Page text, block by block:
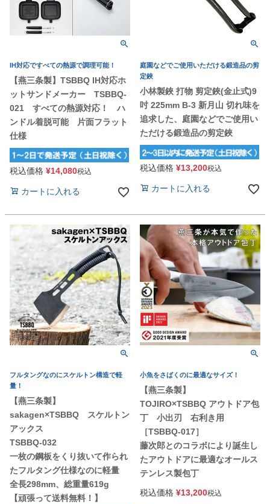
IH対応ですべての熱源で調理可能！
【燕三条製】TSBBQ IH対応ホ
ットサンドメーカー TSBBQ-
021 すべての熱源対応！ ハ
ンドル着脱可能 片面フラット
仕様
税込価格 ¥14,080税込
カートに入れる
庭園などでご使用いただける鍛造品の剪
定鋏
小林製鋏 打物 剪定鋏(金止式)9
吋 225mm B-3 新月山 切れ味を
追求した、庭園などでご使用い
ただける鍛造品の剪定鋏
税込価格 ¥13,200税込
カートに入れる
フルタングなのにスケルトン構造で軽
量！
【燕三条製】
sakagen×TSBBQ スケルトン
アックス
TSBBQ-032
一枚の鋼板をくり抜いて作られ
たフルタング仕様なのに軽量
全長298mm、総重量619g
【頑張って送料無料！】
小魚をさばくのに最適なサイズ！
【燕三条製】
TOJIRO×TSBBQ アウトドア包
丁 小出刃 右利き用
［TSBBQ-017］
藤次郎とのコラボにより誕生し
たアウトドアに最適なオールス
テンレス製包丁
税込価格 ¥13,200税込